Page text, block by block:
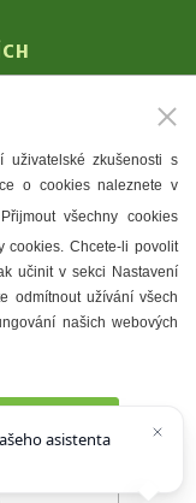
uživatelské zkušenosti s
o cookies naleznete v
všechny cookies
cookies. Chcete-li povolit
učinit v sekci Nastavení
odmítnout užívání všech
našich webových
asistenta